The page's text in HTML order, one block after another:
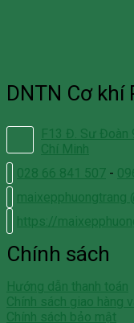
DNTN Cơ khí
F13 Đ. Sư Đoàn
Chí Minh
028 66 841 507 -
maixepphuongtrang
https://
Chính sách
Hướng dẫn thanh toán
Chính sách giao hàng
Chính sách bảo mật